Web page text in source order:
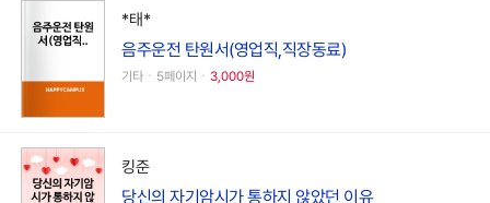
*태*
음주운전 탄원서(영업직,직장동료)
기타ㆍ5페이지ㆍ 3,000원
킹준
당신의 자기암시가 통하지 않았던 이유